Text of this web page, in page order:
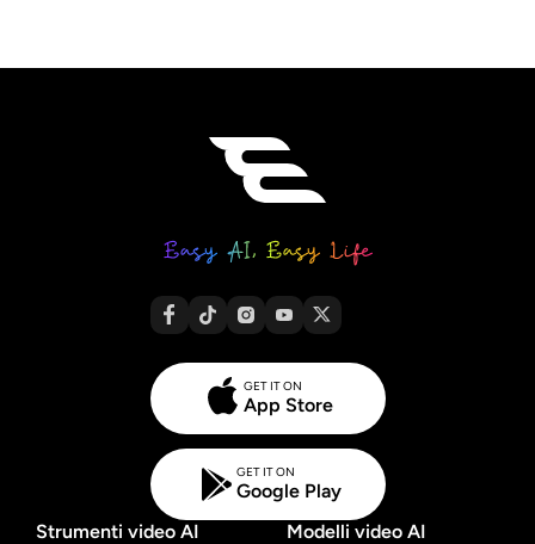
GET IT ON
App Store
GET IT ON
Google Play
Strumenti video AI
Modelli video AI